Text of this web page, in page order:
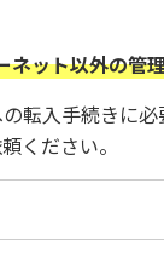
ネット以外の管
入手続きに必
ください。